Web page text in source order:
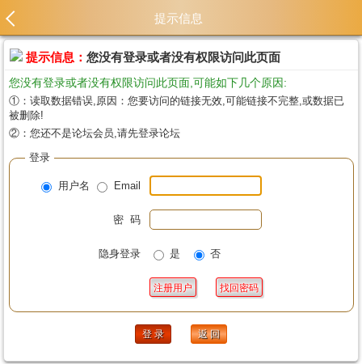
提示信息
提示信息： 您没有登录或者没有权限访问此页面
您没有登录或者没有权限访问此页面,可能如下几个原因:
①：读取数据错误,原因：您要访问的链接无效,可能链接不完整,或数据已
被删除!
②：您还不是论坛会员,请先登录论坛
登录
用户名 Email
密 码
隐身登录 是 否